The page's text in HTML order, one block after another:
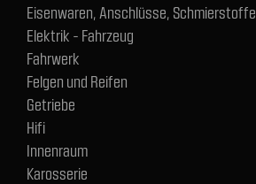
Eisenwaren, Anschlüsse, Schmierstoffe
Elektrik - Fahrzeug
Fahrwerk
Felgen und Reifen
Getriebe
Hifi
Innenraum
Karosserie